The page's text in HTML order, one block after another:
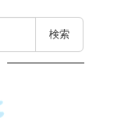
検索